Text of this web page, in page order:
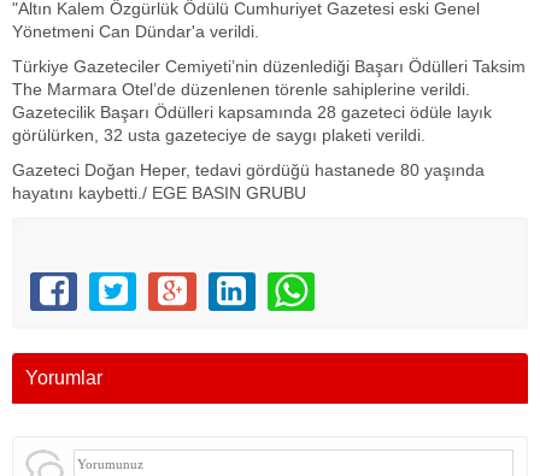
"Altın Kalem Özgürlük Ödülü Cumhuriyet Gazetesi eski Genel
Yönetmeni Can Dündar'a verildi.
Türkiye Gazeteciler Cemiyeti’nin düzenlediği Başarı Ödülleri Taksim
The Marmara Otel’de düzenlenen törenle sahiplerine verildi.
Gazetecilik Başarı Ödülleri kapsamında 28 gazeteci ödüle layık
görülürken, 32 usta gazeteciye de saygı plaketi verildi.
Gazeteci Doğan Heper, tedavi gördüğü hastanede 80 yaşında
hayatını kaybetti./ EGE BASIN GRUBU
Yorumlar